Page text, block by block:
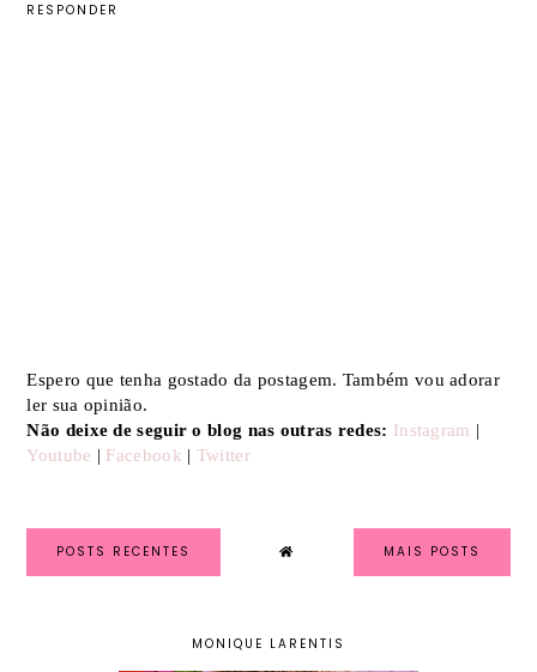
RESPONDER
Espero que tenha gostado da postagem. Também vou adorar
ler sua opinião.
Não deixe de seguir o blog nas outras redes: Instagram |
Youtube | Facebook | Twitter
POSTS RECENTES MAIS POSTS
MONIQUE LARENTIS